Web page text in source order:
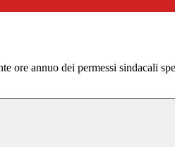
ore annuo dei permessi sindacali